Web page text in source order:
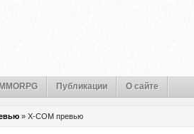
MMORPG Публикации О сайте
» X-COM превью